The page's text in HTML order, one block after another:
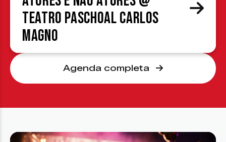
Teatro Paschoal Carlos
Magno
Agenda completa